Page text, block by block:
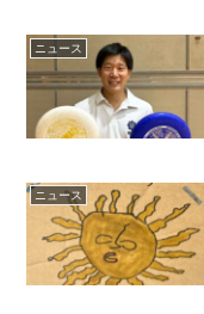
ニュース
ニュース